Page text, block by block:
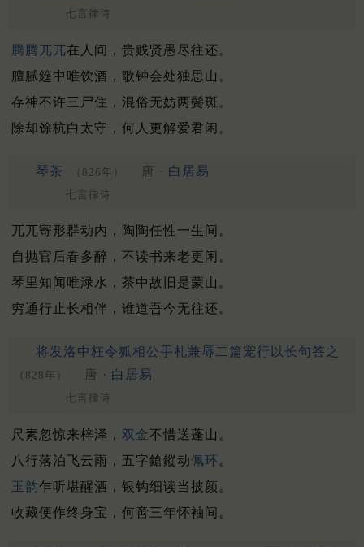
七言律诗
腾腾兀兀在人间，贵贱贤愚尽往还。
膻腻筵中唯饮酒，歌钟会处独思山。
存神不许三尸住，混俗无妨两鬓斑。
除却馀杭白太守，何人更解爱君闲。
琴茶 （826年） 唐 · 白居易
七言律诗
兀兀寄形群动内，陶陶任性一生间。
自抛官后春多醉，不读书来老更闲。
琴里知闻唯渌水，茶中故旧是蒙山。
穷通行止长相伴，谁道吾今无往还。
将发洛中枉令狐相公手札兼辱二篇宠行以长句答之
（828年） 唐 · 白居易
七言律诗
尺素忽惊来梓泽， 双金不惜送蓬山。
八行落泊飞云雨，五字鎗鏦动佩环 。
玉韵乍听堪醒酒，银钩细读当披颜。
收藏便作终身宝，何啻三年怀袖间。